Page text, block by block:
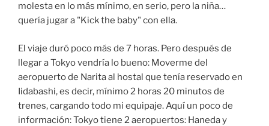
molesta en lo más mínimo, en serio, pero la niña…
quería jugar a "Kick the baby" con ella.
El viaje duró poco más de 7 horas. Pero después de
llegar a Tokyo vendría lo bueno: Moverme del
aeropuerto de Narita al hostal que tenía reservado en
Iidabashi, es decir, mínimo 2 horas 20 minutos de
trenes, cargando todo mi equipaje. Aquí un poco de
información: Tokyo tiene 2 aeropuertos: Haneda y